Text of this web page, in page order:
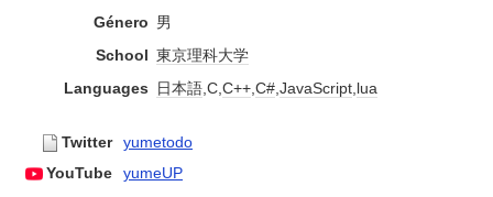
Género 男
School 東京理科大学
Languages
日本語,C,C++,C#,JavaScript,lua
Twitter
yumetodo
YouTube
yumeUP